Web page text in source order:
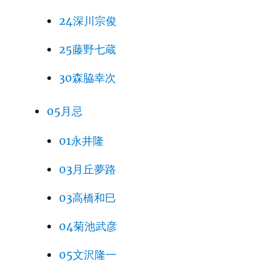
24深川宗俊
25藤野七蔵
30森脇幸次
05月忌
01永井隆
03月丘夢路
03高橋和巳
04菊池武彦
05文沢隆一